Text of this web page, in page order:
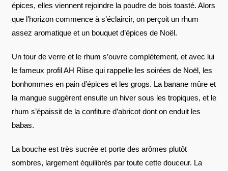
épices, elles viennent rejoindre la poudre de bois toasté. Alors
que l’horizon commence à s’éclaircir, on perçoit un rhum
assez aromatique et un bouquet d’épices de Noël.
Un tour de verre et le rhum s’ouvre complètement, et avec lui
le fameux profil AH Riise qui rappelle les soirées de Noël, les
bonhommes en pain d’épices et les grogs. La banane mûre et
la mangue suggèrent ensuite un hiver sous les tropiques, et le
rhum s’épaissit de la confiture d’abricot dont on enduit les
babas.
La bouche est très sucrée et porte des arômes plutôt
sombres, largement équilibrés par toute cette douceur. La